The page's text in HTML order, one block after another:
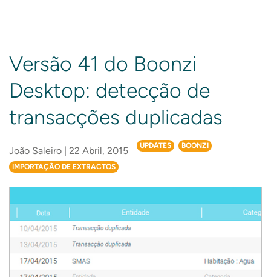
Versão 41 do Boonzi
Desktop: detecção de
transacções duplicadas
João Saleiro | 22 Abril, 2015 UPDATES BOONZI
IMPORTAÇÃO DE EXTRACTOS